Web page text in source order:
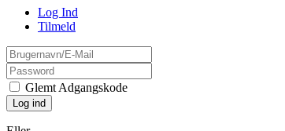
Log Ind
Tilmeld
Glemt Adgangskode